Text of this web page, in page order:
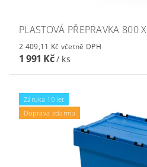
PLASTOVÁ PŘEPRAVKA 800
2 409,11 Kč včetně DPH
1 991 Kč/ ks
Záruka 10 let
Doprava zdarma